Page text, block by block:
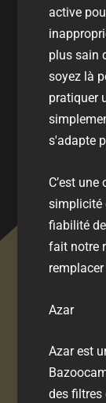
active
plus sain
soyez là
pratiquer
s'adapte
C’est
simplicité
fiabilité
fait notre
Azar
Azar est
des filtres